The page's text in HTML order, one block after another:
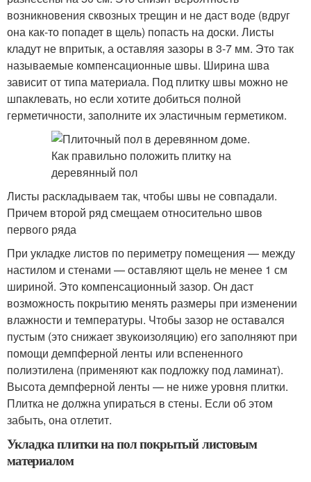
возникновения сквозных трещин и не даст воде (вдруг
она как-то попадет в щель) попасть на доски. Листы
кладут не впритык, а оставляя зазоры в 3-7 мм. Это так
называемые компенсационные швы. Ширина шва
зависит от типа материала. Под плитку швы можно не
шпаклевать, но если хотите добиться полной
герметичности, заполните их эластичным герметиком.
Листы раскладываем так, чтобы швы не совпадали.
Причем второй ряд смещаем относительно швов
первого ряда
При укладке листов по периметру помещения — между
настилом и стенами — оставляют щель не менее 1 см
шириной. Это компенсационный зазор. Он даст
возможность покрытию менять размеры при изменении
влажности и температуры. Чтобы зазор не оставался
пустым (это снижает звукоизоляцию) его заполняют при
помощи демпферной ленты или вспененного
полиэтилена (применяют как подложку под ламинат).
Высота демпферной ленты — не ниже уровня плитки.
Плитка не должна упираться в стены. Если об этом
забыть, она отлетит.
Укладка плитки на пол покрытый листовым
материалом